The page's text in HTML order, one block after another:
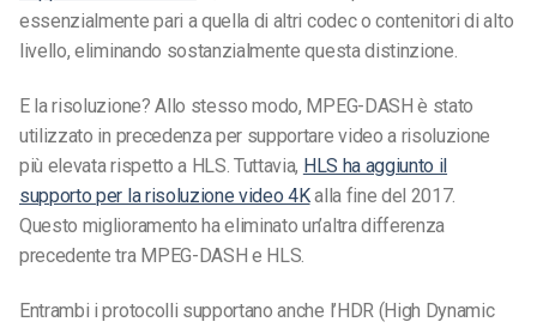
essenzialmente pari a quella di altri codec o contenitori di alto
livello, eliminando sostanzialmente questa distinzione.
E la risoluzione? Allo stesso modo, MPEG-DASH è stato
utilizzato in precedenza per supportare video a risoluzione
più elevata rispetto a HLS. Tuttavia, HLS ha aggiunto il
supporto per la risoluzione video 4Kalla fine del 2017.
Questo miglioramento ha eliminato un’altra differenza
precedente tra MPEG-DASH e HLS.
Entrambi i protocolli supportano anche l’HDR (High Dynamic